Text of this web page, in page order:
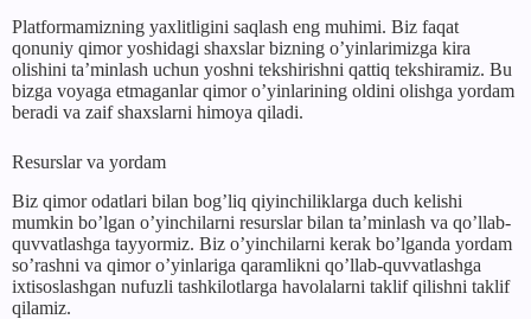
Platformamizning yaxlitligini saqlash eng muhimi. Biz faqat
qonuniy qimor yoshidagi shaxslar bizning o’yinlarimizga kira
olishini ta’minlash uchun yoshni tekshirishni qattiq tekshiramiz. Bu
bizga voyaga etmaganlar qimor o’yinlarining oldini olishga yordam
beradi va zaif shaxslarni himoya qiladi.
Resurslar va yordam
Biz qimor odatlari bilan bog’liq qiyinchiliklarga duch kelishi
mumkin bo’lgan o’yinchilarni resurslar bilan ta’minlash va qo’llab-
quvvatlashga tayyormiz. Biz o’yinchilarni kerak bo’lganda yordam
so’rashni va qimor o’yinlariga qaramlikni qo’llab-quvvatlashga
ixtisoslashgan nufuzli tashkilotlarga havolalarni taklif qilishni taklif
qilamiz.